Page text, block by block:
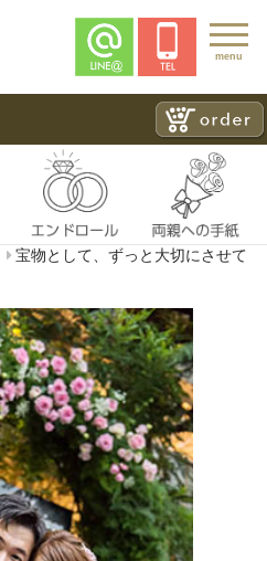
menu
宝物として、ずっと大切にさせて